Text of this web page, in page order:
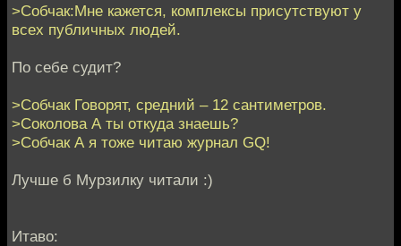
>Собчак:Мне кажется, комплексы присутствуют у
всех публичных людей.
По себе судит?
>Cобчак Говорят, средний – 12 сантиметров.
>Соколова А ты откуда знаешь?
>Собчак А я тоже читаю журнал GQ!
Лучше б Мурзилку читали :)
Итаво: